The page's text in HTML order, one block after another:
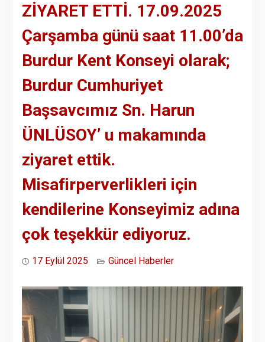
ZİYARET ETTİ. 17.09.2025
Çarşamba günü saat 11.00’da
Burdur Kent Konseyi olarak;
Burdur Cumhuriyet
Başsavcımız Sn. Harun
ÜNLÜSOY’ u makamında
ziyaret ettik.
Misafirperverlikleri için
kendilerine Konseyimiz adına
çok teşekkür ediyoruz.
17 Eylül 2025 Güncel Haberler